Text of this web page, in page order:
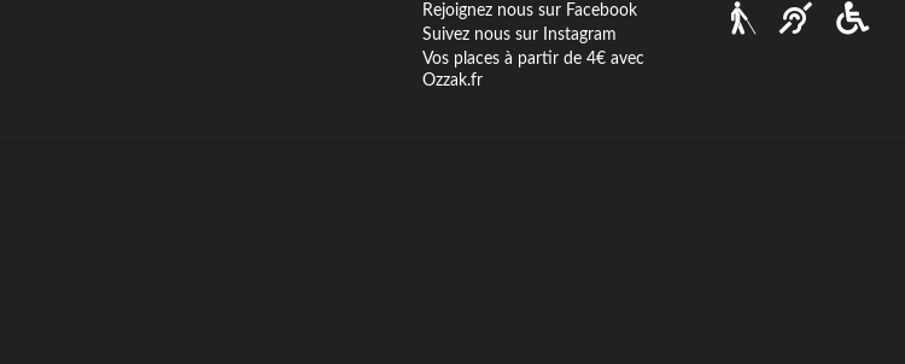
Rejoignez nous sur Facebook
Suivez nous sur Instagram
Vos places à partir de 4€ avec
Ozzak.fr